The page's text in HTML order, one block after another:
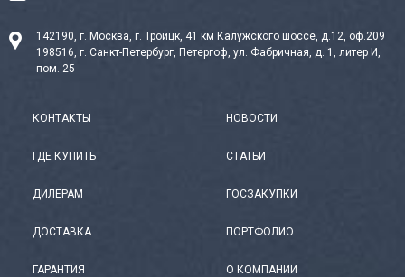
142190, г. Москва, г. Троицк, 41 км Калужского шоссе, д.12, оф.209
198516, г. Санкт-Петербург, Петергоф, ул. Фабричная, д. 1, литер И,
пом. 25
КОНТАКТЫ
ГДЕ КУПИТЬ
ДИЛЕРАМ
ДОСТАВКА
ГАРАНТИЯ
НОВОСТИ
СТАТЬИ
ГОСЗАКУПКИ
ПОРТФОЛИО
О КОМПАНИИ